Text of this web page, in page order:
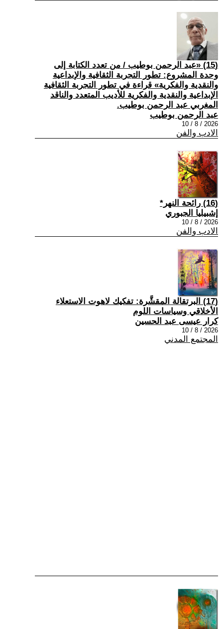
(15) «عبد الرحمن بوطيب / من تعدد الكتابة إلى
وحدة المشروع: تطور التجربة الثقافية والإبداعية
والنقدية والفكرية» قراءة في تطور التجربة الثقافية
الإبداعية والنقدية والفكرية للأديب المتعدد والناقد
المغربي عبد الرحمن بوطيب.
عبد الرحمن بوطيب
2026 / 8 / 10
الادب والفن
(16) رائحة النهر*
إشبيليا الجبوري
2026 / 8 / 10
الادب والفن
(17) البرتقالة المقشَّرة: تفكيك لاهوت الاستعلاء
الأخلاقي وسياسات اللوم
كرار عيسى عبد الحسين
2026 / 8 / 10
المجتمع المدني